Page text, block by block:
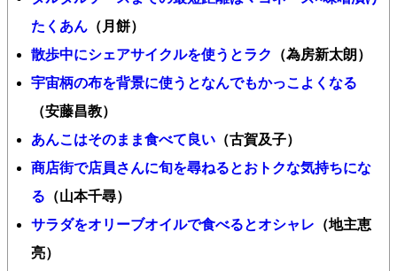
たくあん （月餅）
散歩中にシェアサイクルを使うとラク
（為房新太朗）
宇宙柄の布を背景に使うとなんでもかっこよくなる
（安藤昌教）
あんこはそのまま食べて良い （古賀及子）
商店街で店員さんに旬を尋ねるとおトクな気持ちにな
る （山本千尋）
サラダをオリーブオイルで食べるとオシャレ （地主恵
亮）